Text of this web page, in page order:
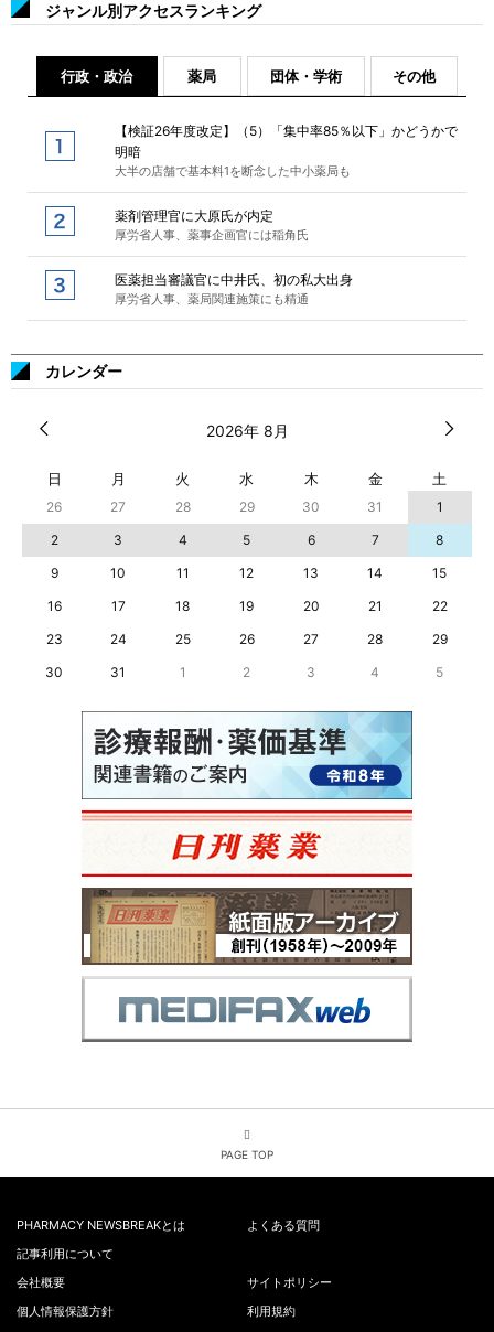
ジャンル別アクセスランキング
行政・政治 薬局 団体・学術 その他
【検証26年度改定】（5）「集中率85％以下」かどうかで
明暗
大半の店舗で基本料1を断念した中小薬局も
薬剤管理官に大原氏が内定
厚労省人事、薬事企画官には稲角氏
医薬担当審議官に中井氏、初の私大出身
厚労省人事、薬局関連施策にも精通
カレンダー
2026年 8月
日 月 火 水 木 金 土
26 27 28 29 30 31
1
2
3 4 5 6 7
8
9
10 11 12 13 14
15
16
17 18 19 20 21
22
23
24 25 26 27 28
29
30
31 1 2 3 4 5
PAGE TOP
PHARMACY NEWSBREAKとは
よくある質問
記事利用について
会社概要
サイトポリシー
個人情報保護方針
利用規約